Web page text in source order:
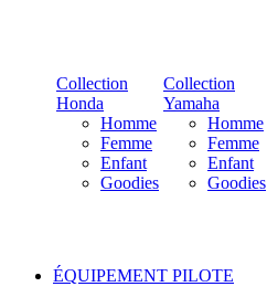
Collection
Honda
Homme
Femme
Enfant
Goodies
Collection
Yamaha
Homme
Femme
Enfant
Goodies
ÉQUIPEMENT PILOTE